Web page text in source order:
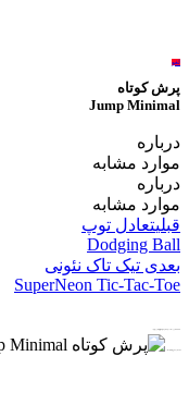
لغو
پرش کوتاه
Jump Minimal
درباره
موارد مشابه
درباره
موارد مشابه
قبلیتعادل توپ
Dodging Ball
بعدی تیک تاک نئونی
SuperNeon Tic-Tac-Toe